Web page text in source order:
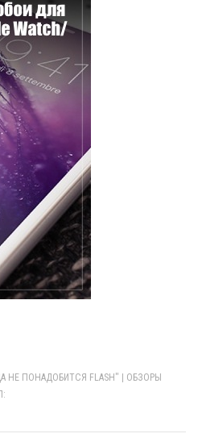
НЕ ПОНАДОБИТСЯ FLASH" | ОБЗОРЫ